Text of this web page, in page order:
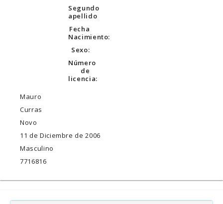
Segundo
apellido
Fecha
Nacimiento:
Sexo:
Número
de
licencia:
Mauro
Curras
Novo
11 de Diciembre de 2006
Masculino
7716816